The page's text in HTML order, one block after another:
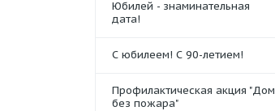
Юбилей - знаминательная
дата!
С юбилеем! С 90-летием!
Профилактическая акция "Дом
без пожара"